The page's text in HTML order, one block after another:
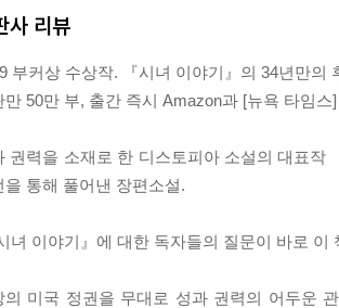
사 리뷰
부커상 수상작. 『시녀 이야기』의 34년만의
만 50만 부, 출간 즉시 Amazon과 [뉴욕 타임
권력을 소재로 한 디스토피아 소설의 대표작
을 통해 풀어낸 장편소설.
녀 이야기』에 대한 독자들의 질문이 바로
의 미국 정권을 무대로 성과 권력의 어두운